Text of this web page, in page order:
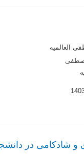
العالمیه
شادکامی در